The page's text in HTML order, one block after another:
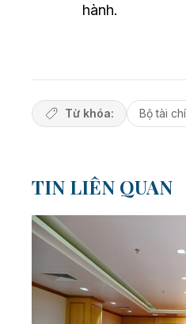
hành.
Từ khóa: Bộ tài
TIN LIÊN QUAN